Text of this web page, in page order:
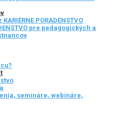
PORADENSTVO
pre pedagogických a
semináre, webináre,